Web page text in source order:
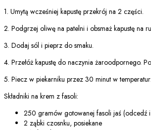
1. Umytą wcześniej kapustę przekrój na 2 części.
2. Podgrzej oliwę na patelni i obsmaż kapustę na
3. Dodaj sól i pieprz do smaku.
4. Przełóż kapustę do naczynia żaroodpornego.
5. Piecz w piekarniku przez 30 minut w
Składniki na krem z fasoli:
250 gramów gotowanej fasoli jaś (odcedź i
2 ząbki czosnku, posiekane